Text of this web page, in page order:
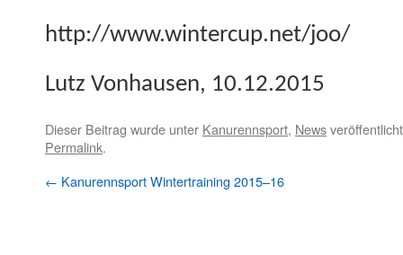
http://www.wintercup.net/joo/
Lutz Von­hausen, 10.12.2015
Dieser Beitrag wurde unter Kanurennsport, News
Permalink.
← Kanurennsport Wintertraining 2015–16